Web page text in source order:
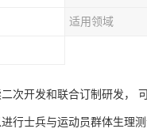
适用领域
次开发和联合订制研发，
行士兵与运动员群体生理